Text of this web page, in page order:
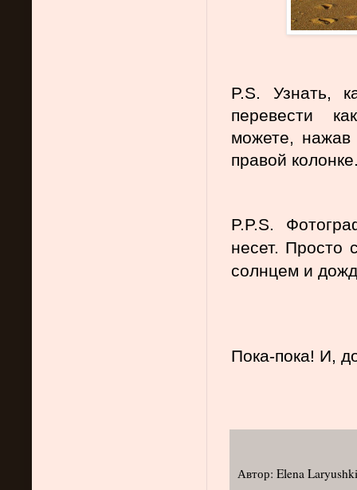
P.S. Узнать,
перевести
можете,
правой
P.P.S.
несет. Просто
солнцем и
Пока-пока! И,
Автор: Elena